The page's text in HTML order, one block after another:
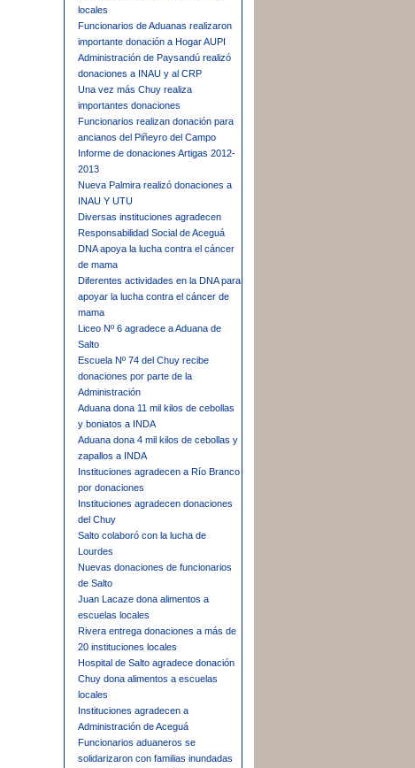
locales
Funcionarios de Aduanas realizaron
importante donación a Hogar AUPI
Administración de Paysandú realizó
donaciones a INAU y al CRP
Una vez más Chuy realiza
importantes donaciones
Funcionarios realizan donación para
ancianos del Piñeyro del Campo
Informe de donaciones Artigas 2012-
2013
Nueva Palmira realizó donaciones a
INAU Y UTU
Diversas instituciones agradecen
Responsabilidad Social de Aceguá
DNA apoya la lucha contra el cáncer
de mama
Diferentes actividades en la DNA para
apoyar la lucha contra el cáncer de
mama
Liceo Nº 6 agradece a Aduana de
Salto
Escuela Nº 74 del Chuy recibe
donaciones por parte de la
Administración
Aduana dona 11 mil kilos de cebollas
y boniatos a INDA
Aduana dona 4 mil kilos de cebollas y
zapallos a INDA
Instituciones agradecen a Río Branco
por donaciones
Instituciones agradecen donaciones
del Chuy
Salto colaboró con la lucha de
Lourdes
Nuevas donaciones de funcionarios
de Salto
Juan Lacaze dona alimentos a
escuelas locales
Rivera entrega donaciones a más de
20 instituciones locales
Hospital de Salto agradece donación
Chuy dona alimentos a escuelas
locales
Instituciones agradecen a
Administración de Aceguá
Funcionarios aduaneros se
solidarizaron con familias inundadas